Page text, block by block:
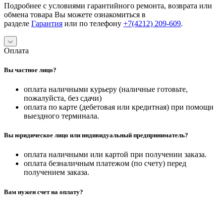
Подробнее с условиями гарантийного ремонта, возврата или
обмена товара Вы можете ознакомиться в
разделе Гарантия или по телефону +7(4212) 209-609.
Оплата
Вы частное лицо?
оплата наличными курьеру (наличные готовьте,
пожалуйста, без сдачи)
оплата по карте (дебетовая или кредитная) при помощи
выездного терминала.
Вы юридическое лицо или индивидуальный предприниматель?
оплата наличными или картой при получении заказа.
оплата безналичным платежом (по счету) перед
получением заказа.
Вам нужен счет на оплату?